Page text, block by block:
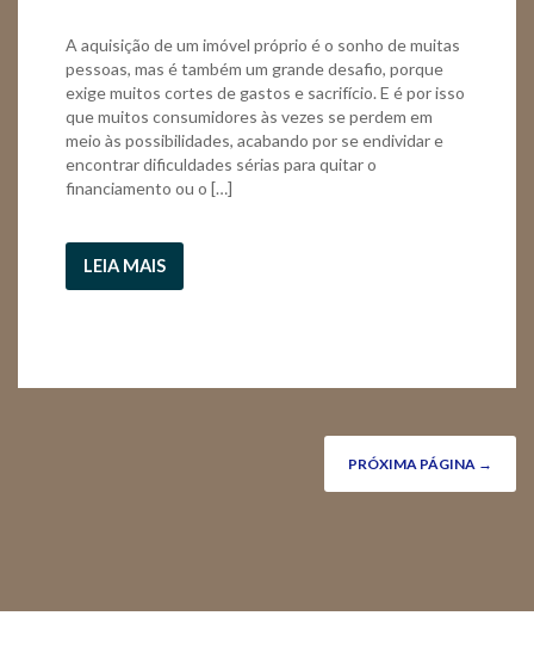
A aquisição de um imóvel próprio é o sonho de muitas
pessoas, mas é também um grande desafio, porque
exige muitos cortes de gastos e sacrifício. E é por isso
que muitos consumidores às vezes se perdem em
meio às possibilidades, acabando por se endividar e
encontrar dificuldades sérias para quitar o
financiamento ou o […]
LEIA MAIS
PRÓXIMA PÁGINA →